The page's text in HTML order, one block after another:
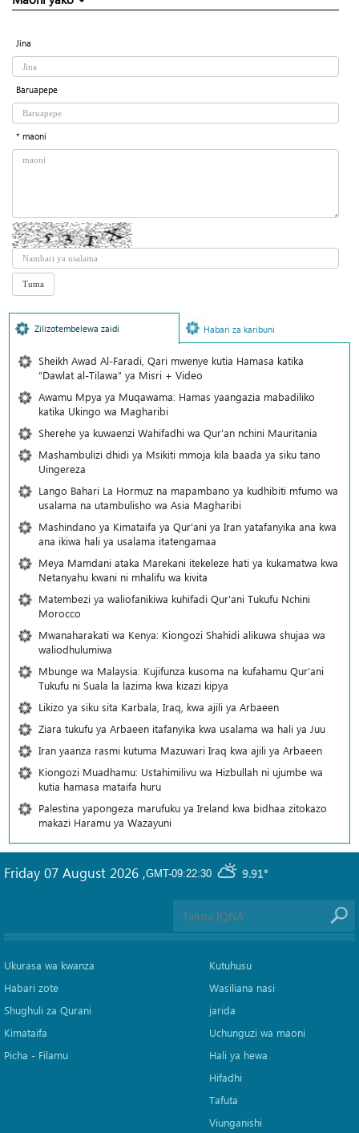
Jina
Baruapepe
* maoni
Zilizotembelewa zaidi Habari za karibuni
Sheikh Awad Al-Faradi, Qari mwenye kutia Hamasa katika
“Dawlat al-Tilawa” ya Misri + Video
Awamu Mpya ya Muqawama: Hamas yaangazia mabadiliko
katika Ukingo wa Magharibi
Sherehe ya kuwaenzi Wahifadhi wa Qur'an nchini Mauritania
Mashambulizi dhidi ya Msikiti mmoja kila baada ya siku tano
Uingereza
Lango Bahari La Hormuz na mapambano ya kudhibiti mfumo wa
usalama na utambulisho wa Asia Magharibi
Mashindano ya Kimataifa ya Qur'ani ya Iran yatafanyika ana kwa
ana ikiwa hali ya usalama itatengamaa
Meya Mamdani ataka Marekani itekeleze hati ya kukamatwa kwa
Netanyahu kwani ni mhalifu wa kivita
Matembezi ya waliofanikiwa kuhifadi Qur'ani Tukufu Nchini
Morocco
Mwanaharakati wa Kenya: Kiongozi Shahidi alikuwa shujaa wa
waliodhulumiwa
Mbunge wa Malaysia: Kujifunza kusoma na kufahamu Qur’ani
Tukufu ni Suala la lazima kwa kizazi kipya
Likizo ya siku sita Karbala, Iraq, kwa ajili ya Arbaeen
Ziara tukufu ya Arbaeen itafanyika kwa usalama wa hali ya Juu
Iran yaanza rasmi kutuma Mazuwari Iraq kwa ajili ya Arbaeen
Kiongozi Muadhamu: Ustahimilivu wa Hizbullah ni ujumbe wa
kutia hamasa mataifa huru
Palestina yapongeza marufuku ya Ireland kwa bidhaa zitokazo
makazi Haramu ya Wazayuni
GMT-09:22:30 9.91°
Friday 07 August 2026 ,
Ukurasa wa kwanza
Habari zote
Shughuli za Qurani
Kimataifa
Picha‎ - Filamu‎
Kutuhusu
Wasiliana nasi
jarida
Uchunguzi wa maoni
Hali ya hewa
Hifadhi
Tafuta
Viunganishi